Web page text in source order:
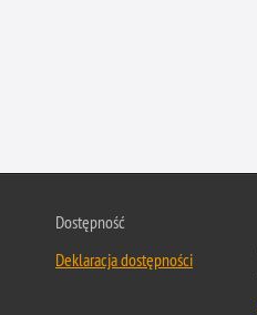
Dostępność
Deklaracja dostępności